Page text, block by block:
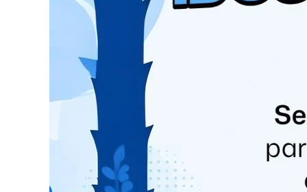
Ele estava pescando com a família, quando
O trecho em que a moto foi encontrada fica
encontrar o veículo, o homem acionou a
lago.
Segundo a polícia, a moto não tinha nenhum
com o auxílio do guincho da PM.
Conforme o pescador, a mesma corda